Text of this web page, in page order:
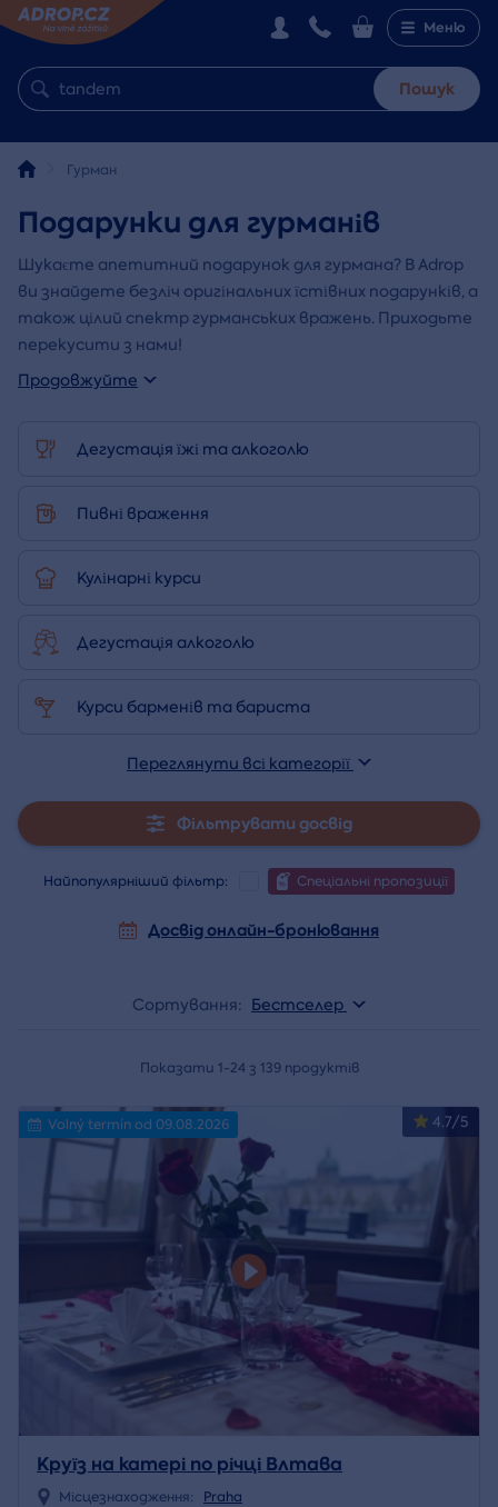
Меню
Пошук
Гурман
Подарунки для гурманів
Шукаєте апетитний подарунок для гурмана? В Adrop
ви знайдете безліч оригінальних їстівних подарунків, а
також цілий спектр гурманських вражень. Приходьте
перекусити з нами!
Продовжуйте
Дегустація їжі та алкоголю
Пивні враження
Кулінарні курси
Дегустація алкоголю
Курси барменів та бариста
Переглянути всі категорії
Фільтрувати досвід
Найпопулярніший фільтр: Спеціальні пропозиції
Досвід онлайн-бронювання
Сортування: Бестселер
Показати 1-24 з 139 продуктів
4.7/5
Volný termín od 09.08.2026
Круїз на катері по річці Влтава
Місцезнаходження: Praha